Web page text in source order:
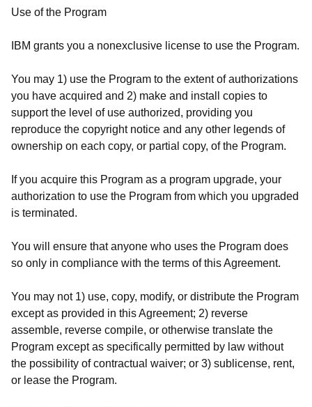
Use of the Program
IBM grants you a nonexclusive license to use the Program.
You may 1) use the Program to the extent of authorizations
you have acquired and 2) make and install copies to
support the level of use authorized, providing you
reproduce the copyright notice and any other legends of
ownership on each copy, or partial copy, of the Program.
If you acquire this Program as a program upgrade, your
authorization to use the Program from which you upgraded
is terminated.
You will ensure that anyone who uses the Program does
so only in compliance with the terms of this Agreement.
You may not 1) use, copy, modify, or distribute the Program
except as provided in this Agreement; 2) reverse
assemble, reverse compile, or otherwise translate the
Program except as specifically permitted by law without
the possibility of contractual waiver; or 3) sublicense, rent,
or lease the Program.